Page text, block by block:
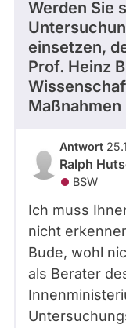
Werden Sie
einsetzen,
Prof. Heinz
Antwort
Ralph
BSW
Ich muss
nicht
Bude, wohl
als Berater